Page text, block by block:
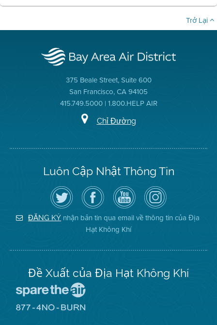
Trở Lại
375 Beale Street, Suite 600
San Francisco, CA 94105
415.749.5000 | 1.800.HELP AIR
Chỉ Đường
Luôn Cập Nhật Thông Tin
Hãy
theo
dõi
Địa
Hạt
Không
Truy
cập
Trang
Facebook
của
Địa
Hạt
Kênh
YouTube
của
Địa
Hạt
Không
Khí
Air
District
on
Instagram
ĐĂNG KÝ nhận bản tin qua email về thông tin của Địa
Hạt Không Khí
Đề Xuất của Địa Hạt Không Khí